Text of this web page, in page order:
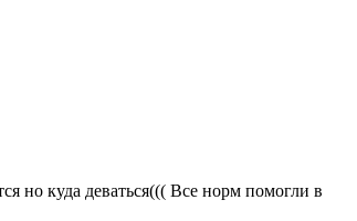
но куда деваться((( Все норм помогли в